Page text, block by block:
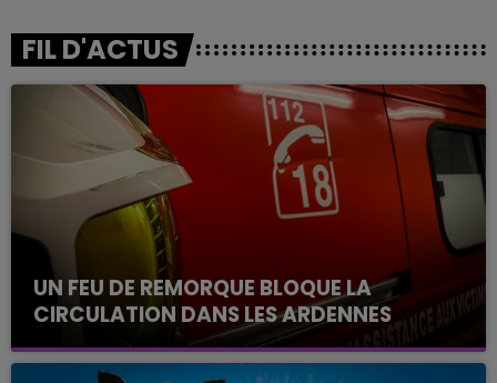
FIL D'ACTUS
UN FEU DE REMORQUE BLOQUE LA
CIRCULATION DANS LES ARDENNES
Un feu de remorque s'est déclaré ce mercredi en
fin de matinée sur l'A34.